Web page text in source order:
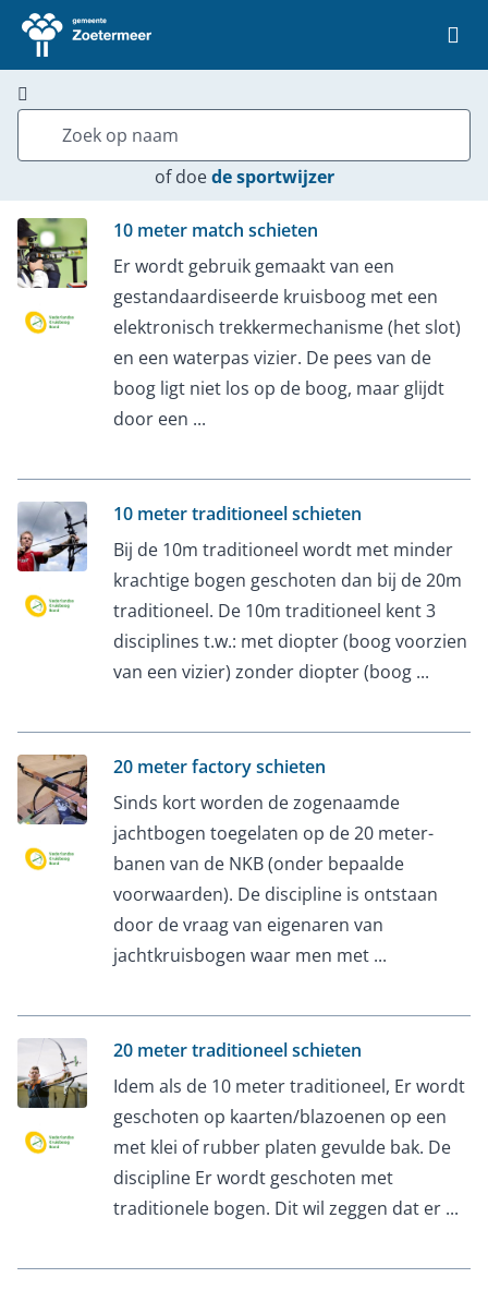
Ga naar de homepage van Vrije Tijd Zoetermeer
of doe de sportwijzer
10 meter match schieten
Er wordt gebruik gemaakt van een
gestandaardiseerde kruisboog met een
elektronisch trekkermechanisme (het slot)
en een waterpas vizier. De pees van de
boog ligt niet los op de boog, maar glijdt
door een ...
10 meter traditioneel schieten
Bij de 10m traditioneel wordt met minder
krachtige bogen geschoten dan bij de 20m
traditioneel. De 10m traditioneel kent 3
disciplines t.w.: met diopter (boog voorzien
van een vizier) zonder diopter (boog ...
20 meter factory schieten
Sinds kort worden de zogenaamde
jachtbogen toegelaten op de 20 meter-
banen van de NKB (onder bepaalde
voorwaarden). De discipline is ontstaan
door de vraag van eigenaren van
jachtkruisbogen waar men met ...
20 meter traditioneel schieten
Idem als de 10 meter traditioneel, Er wordt
geschoten op kaarten/blazoenen op een
met klei of rubber platen gevulde bak. De
discipline Er wordt geschoten met
traditionele bogen. Dit wil zeggen dat er ...